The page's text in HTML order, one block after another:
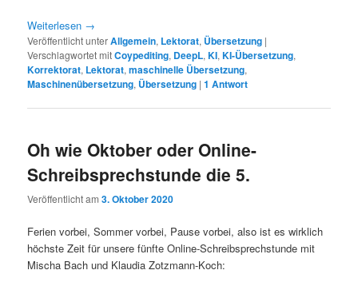
Weiterlesen →
Veröffentlicht unterAllgemein, Lektorat, Übersetzung |
Verschlagwortet mitCoypediting, DeepL,KI,KI-Übersetzung,
Korrektorat, Lektorat,maschinelle Übersetzung,
Maschinenübersetzung, Übersetzung |1 Antwort
Oh wie Oktober oder Online-
Schreibsprechstunde die 5.
Veröffentlicht am3. Oktober 2020
Ferien vorbei, Sommer vorbei, Pause vorbei, also ist es wirklich
höchste Zeit für unsere fünfte Online-Schreibsprechstunde mit
Mischa Bach und Klaudia Zotzmann-Koch: